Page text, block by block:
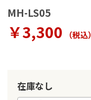
MH-LS05
￥3,300 （税込）
在庫なし
ギ
ャ
ラ
初